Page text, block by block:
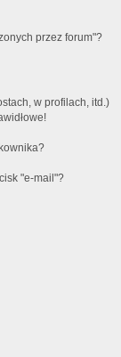
przez forum"?
w profilach, itd.)
"e-mail"?